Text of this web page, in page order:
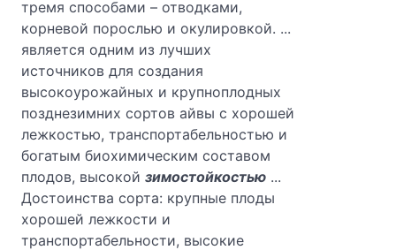
тремя способами – отводками,
корневой порослью и окулировкой. ...
является одним из лучших
источников для создания
высокоурожайных и крупноплодных
позднезимних сортов айвы с хорошей
лежкостью, транспортабельностью и
богатым биохимическим составом
плодов, высокой зимостойкостью ...
Достоинства сорта: крупные плоды
хорошей лежкости и
транспортабельности, высокие